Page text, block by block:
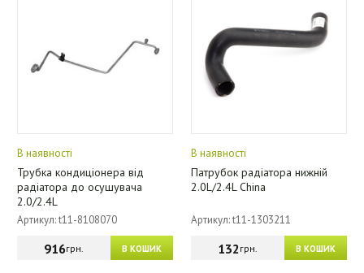
В наявності
Трубка кондиціонера від
радіатора до осушувача
2.0/2.4L
Артикул: t11-8108070
В КОШИК
916грн.
В наявності
Патрубок радіатора нижній
2.0L/2.4L China
Артикул: t11-1303211
В КОШИК
132грн.